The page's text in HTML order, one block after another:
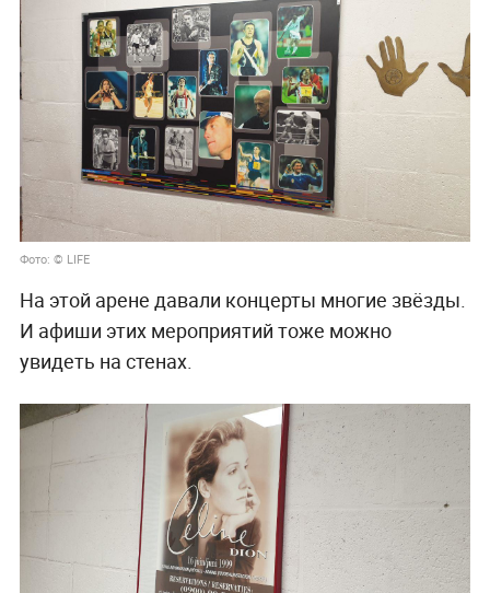
Фото: © LIFE
На этой арене давали концерты многие звёзды.
И афиши этих мероприятий тоже можно
увидеть на стенах.